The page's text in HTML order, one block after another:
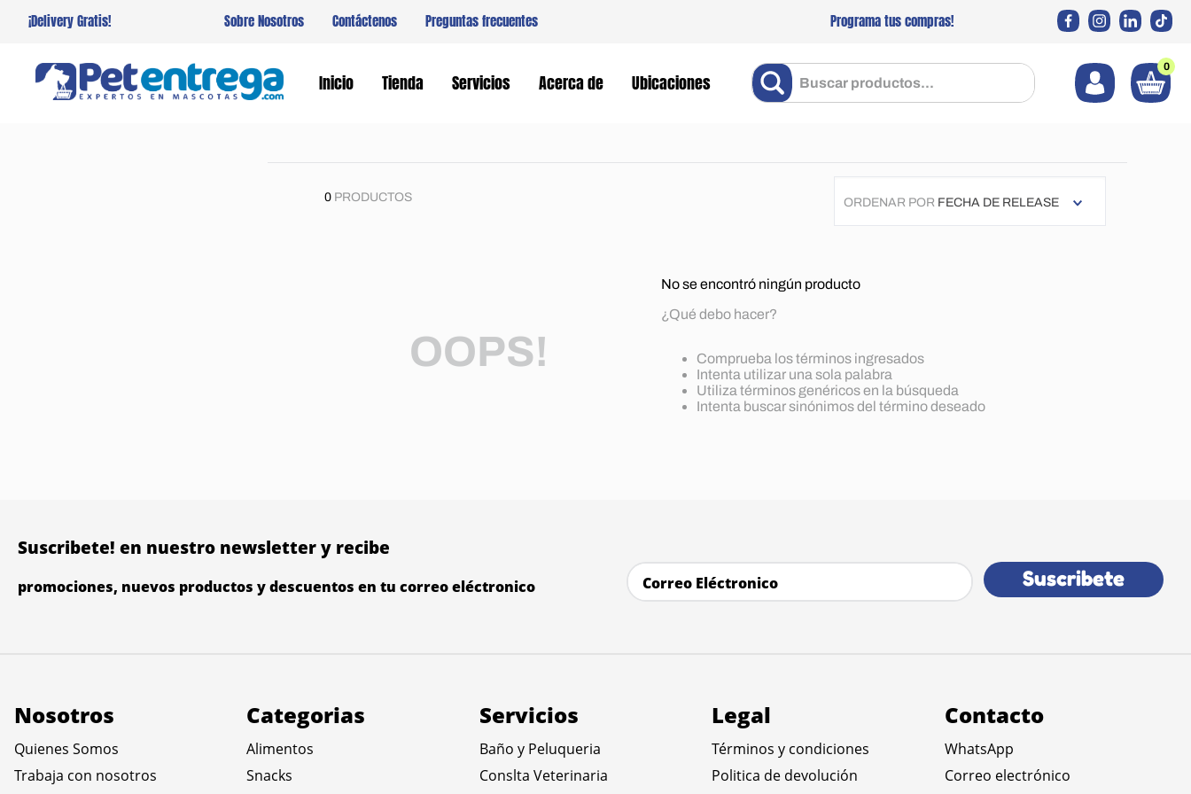
¡Delivery Gratis! Sobre Nosotros Contáctenos Preguntas frecuentes Programa tus compras!
Inicio Tienda Servicios Acerca de Ubicaciones
Buscar productos... 0
0 PRODUCTOS ORDENAR POR FECHA DE RELEASE
OOPS!
No se encontró ningún producto
¿Qué debo hacer?
Comprueba los términos ingresados
Intenta utilizar una sola palabra
Utiliza términos genéricos en la búsqueda
Intenta buscar sinónimos del término deseado
Suscribete! en nuestro newsletter y recibe
promociones, nuevos productos y descuentos en tu correo eléctronico Suscribete
Nosotros
Quienes Somos
Trabaja con nosotros
Categorias
Alimentos
Snacks
Servicios
Baño y Peluqueria
Conslta Veterinaria
Legal
Términos y condiciones
Politica de devolución
Contacto
WhatsApp
Correo electrónico